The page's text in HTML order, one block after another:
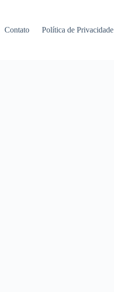
Contato Política de Privacidade